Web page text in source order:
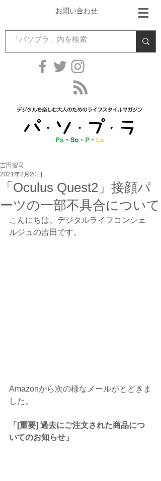
お問い合わせ
「Oculus Quest2」接顔パ
ーツの一部不具合について
吉田智司
2021年2月20日
こんにちは、デジタルライフコンシェ
ルジュの吉田です。
Amazonから次の様なメールがとどきま
した。
「[重要] 過去にご注文された商品につ
いてのお知らせ」